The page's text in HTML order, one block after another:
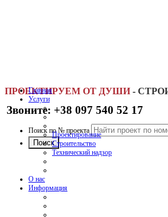
ПРОЕКТИРУЕМ ОТ ДУШИ -
Звоните: +38 097 540 52 17
Поиск по № проекта
Главная
Услуги
Проектирование
Строительство
Технический надзор
О нас
Информация